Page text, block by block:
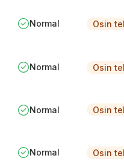
Normal Osin
Normal Osin
Normal Osin
Normal Osin